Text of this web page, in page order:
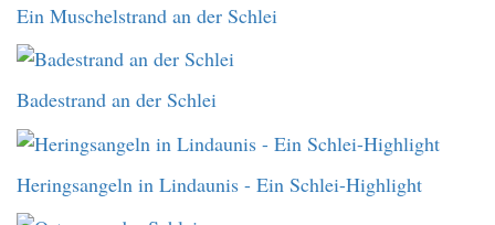
Ein Muschelstrand an der Schlei
Badestrand an der Schlei
Heringsangeln in Lindaunis - Ein Schlei-Highlight